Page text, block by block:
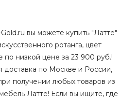
вы можете купить "Латте"
ротанга, цвет
по низкой цене за 23 900 руб.!
доставка по Москве и России,
получении любых товаров из
Латте! Если вы ищите, где